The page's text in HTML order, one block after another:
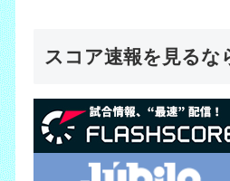
スコア速報を見るな